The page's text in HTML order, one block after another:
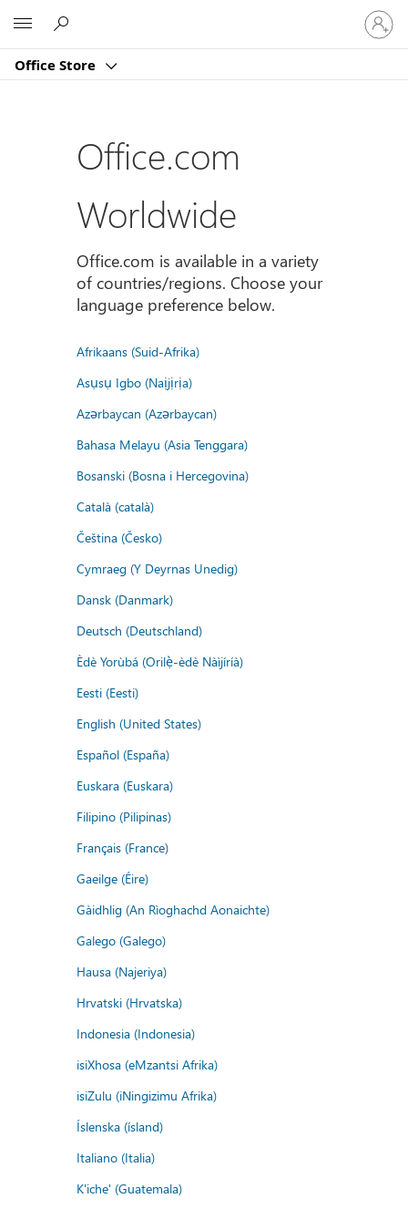
Office Store
Sign
in
to
account
Office.com
Worldwide
Office.com is available in a variety
of countries/regions. Choose your
language preference below.
Afrikaans (Suid-Afrika)
Asụsụ Igbo (Naịjịrịa)
Azərbaycan (Azərbaycan)
Bahasa Melayu (Asia Tenggara)
Bosanski (Bosna i Hercegovina)
Català (català)
Čeština (Česko)
Cymraeg (Y Deyrnas Unedig)
Dansk (Danmark)
Deutsch (Deutschland)
Èdè Yorùbá (Orilẹ̀-èdè Nàìjíríà)
Eesti (Eesti)
English (United States)
Español (España)
Euskara (Euskara)
Filipino (Pilipinas)
Français (France)
Gaeilge (Éire)
Gàidhlig (An Rìoghachd Aonaichte)
Galego (Galego)
Hausa (Najeriya)
Hrvatski (Hrvatska)
Indonesia (Indonesia)
isiXhosa (eMzantsi Afrika)
isiZulu (iNingizimu Afrika)
Íslenska (ísland)
Italiano (Italia)
K'iche' (Guatemala)